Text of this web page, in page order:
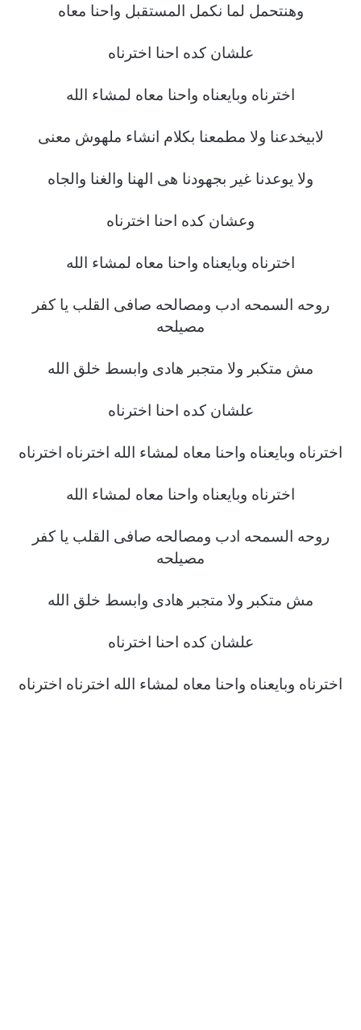
وهنتحمل لما نكمل المستقبل واحنا معاه
علشان كده احنا اخترناه
اخترناه وبايعناه واحنا معاه لمشاء الله
لابيخدعنا ولا مطمعنا بكلام انشاء ملهوش معنى
ولا يوعدنا غير بجهودنا هى الهنا والغنا والجاه
وعشان كده احنا اخترناه
اخترناه وبايعناه واحنا معاه لمشاء الله
روحه السمحه ادب ومصالحه صافى القلب يا كفر
مصيلحه
مش متكبر ولا متجبر هادى وابسط خلق الله
علشان كده احنا اخترناه
اخترناه وبايعناه واحنا معاه لمشاء الله اخترناه اخترناه
اخترناه وبايعناه واحنا معاه لمشاء الله
روحه السمحه ادب ومصالحه صافى القلب يا كفر
مصيلحه
مش متكبر ولا متجبر هادى وابسط خلق الله
علشان كده احنا اخترناه
اخترناه وبايعناه واحنا معاه لمشاء الله اخترناه اخترناه